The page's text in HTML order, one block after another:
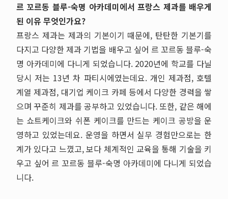
르 꼬르동 블루-숙명 아카데미에서 프랑스 제과를 배우게
된 이유 무엇인가요?
프랑스 제과는 제과의 기본이기 때문에, 탄탄한 기본기를
다지고 다양한 제과 기법을 배우고 싶어 르 꼬르동 블루-숙
명 아카데미에 다니게 되었습니다. 2020년에 학교를 다닐
당시 저는 13년 차 파티시에였는데요. 개인 제과점, 호텔
계열 제과점, 대기업 케이크 카페 등에서 다양한 경력을 쌓
으며 꾸준히 제과를 공부하고 있었습니다. 또한, 같은 해에
는 쇼트케이크와 쉬폰 케이크를 만드는 케이크 공방을 운
영하고 있었는데요. 운영을 하면서 실무 경험만으로는 한
계가 있다고 느꼈고, 보다 체계적인 교육을 통해 기술을 키
우고 싶어 르 꼬르동 블루-숙명 아카데미에 다니게 되었습
니다.